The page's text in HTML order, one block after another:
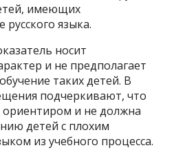
имеющих
русского языка.
носит
и не предполагает
таких детей. В
подчеркивают, что
и не должна
детей с плохим
из учебного процесса.